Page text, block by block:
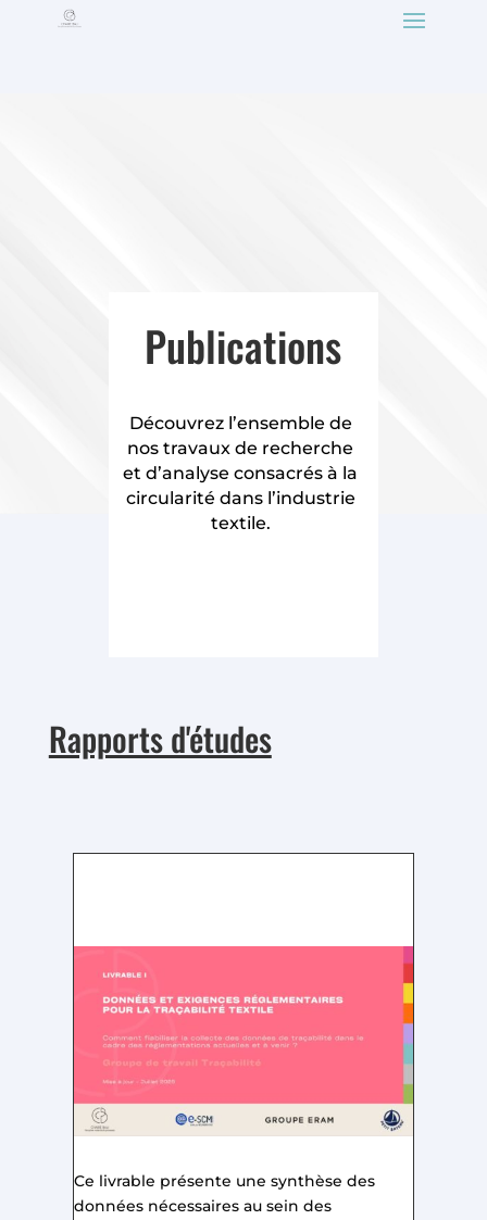
Publications
Découvrez l’ensemble de
nos travaux de recherche
et d’analyse consacrés à la
circularité dans l’industrie
textile.
Rapports d'études
Ce livrable présente une synthèse des
données nécessaires au sein des